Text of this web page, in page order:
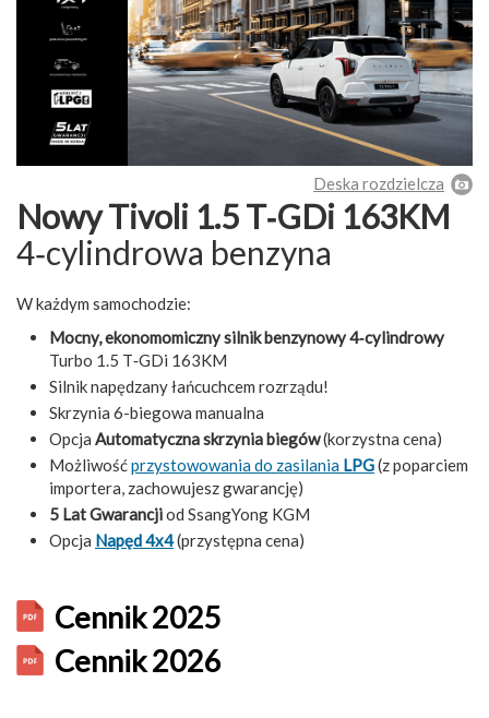
Deska rozdzielcza
Nowy Tivoli 1.5 T‑GDi 163KM
4‑cylindrowa benzyna
W każdym samochodzie:
Mocny, ekonomomiczny silnik benzynowy 4‑cylindrowy
Turbo 1.5 T‑GDi 163KM
Silnik napędzany łańcuchcem rozrządu!
Skrzynia 6-biegowa manualna
Opcja Automatyczna skrzynia biegów(korzystna cena)
Możliwośćprzystowowania do zasilania LPG(z poparciem
importera, zachowujesz gwarancję)
5 Lat Gwarancjiod SsangYong KGM
Opcja Napęd 4x4(przystępna cena)
Cennik 2025
Cennik 2026